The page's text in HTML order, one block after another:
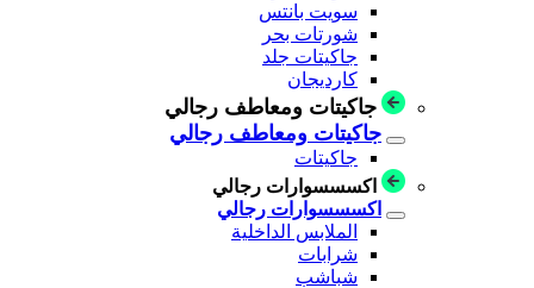
سويت بانتس
شورتات بحر
جاكيتات جلد
كارديجان
جاكيتات ومعاطف رجالي
جاكيتات ومعاطف رجالي
جاكيتات
اكسسسوارات رجالي
اكسسسوارات رجالي
الملابس الداخلية
شرابات
شباشب